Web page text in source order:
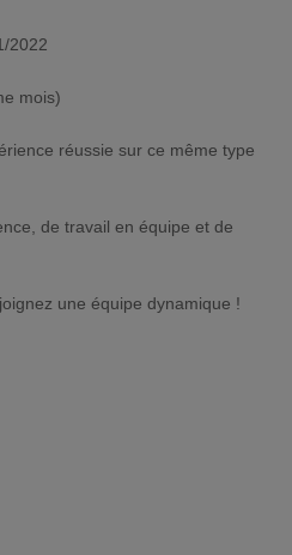
2022
mois)
réussie sur ce même type
de travail en équipe et de
une équipe dynamique !